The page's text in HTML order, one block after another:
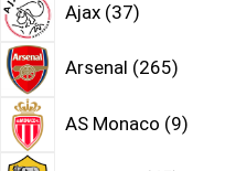
Ajax 37
Arsenal 265
AS Monaco 9